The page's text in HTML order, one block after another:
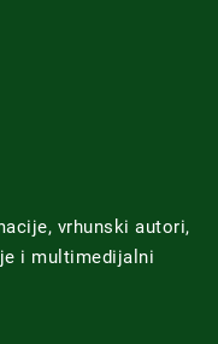
vrhunski autori,
i multimedijalni